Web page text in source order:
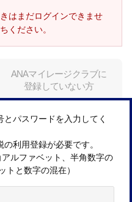
はまだログインできませ
ください。
ANAマイレージクラブに
登録していない方
パスワードを入力してく
利用登録が必要です。
ルファベット、半角数字の
トと数字の混在）